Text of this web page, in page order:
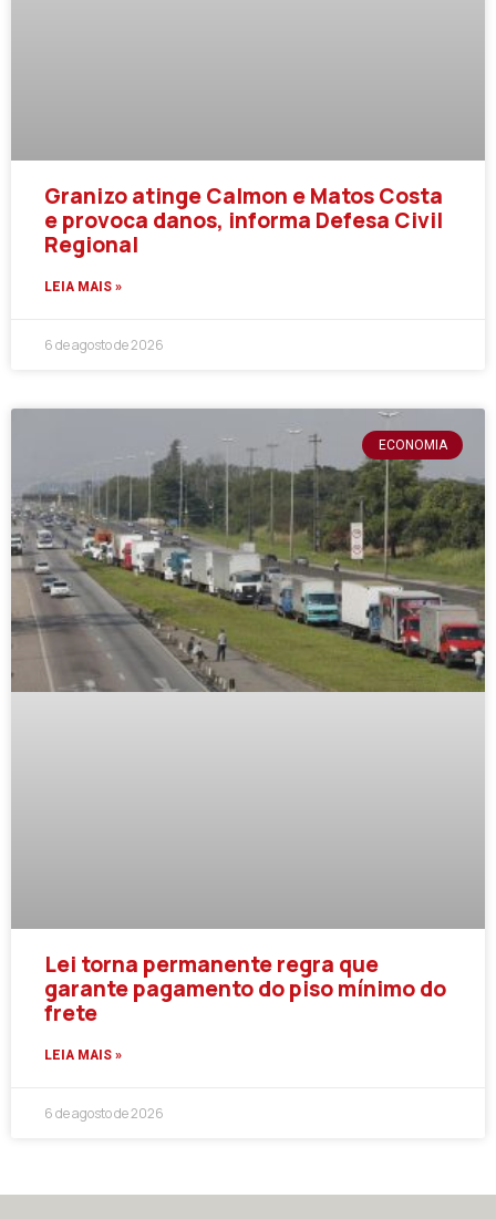
Granizo atinge Calmon e Matos Costa
e provoca danos, informa Defesa Civil
Regional
LEIA MAIS »
6 de agosto de 2026
ECONOMIA
Lei torna permanente regra que
garante pagamento do piso mínimo do
frete
LEIA MAIS »
6 de agosto de 2026